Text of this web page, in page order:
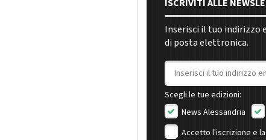
ISCRIVITI ALLE
Inserisci il tuo indirizzo
di posta elettronica.
Indirizzo email
Scegli le tue edizioni:
News Alessandria
Accetto l'iscrizione e